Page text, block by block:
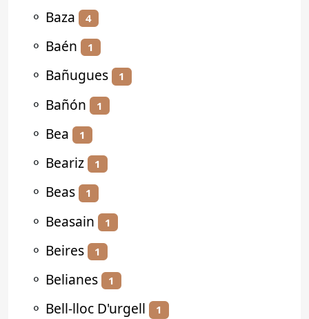
⚬ Baza 4
⚬ Baén 1
⚬ Bañugues 1
⚬ Bañón 1
⚬ Bea 1
⚬ Beariz 1
⚬ Beas 1
⚬ Beasain 1
⚬ Beires 1
⚬ Belianes 1
⚬ Bell-lloc D'urgell 1